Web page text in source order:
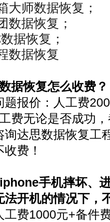
大师数据恢复；
数据恢复；
据恢复；
数据恢复
据恢复怎么收费？
题报价：人工费
费无论是否成功
询达思数据恢复工
费！
手机摔坏、
法开机的情况下，
工费1000元+备件